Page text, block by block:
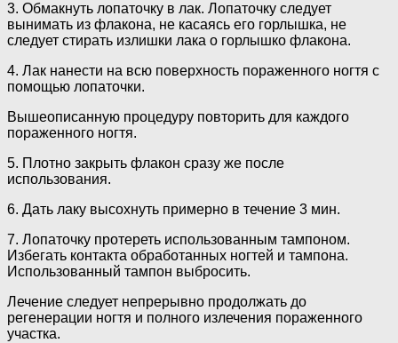
3. Обмакнуть лопаточку в лак. Лопаточку следует
вынимать из флакона, не касаясь его горлышка, не
следует стирать излишки лака о горлышко флакона.
4. Лак нанести на всю поверхность пораженного ногтя с
помощью лопаточки.
Вышеописанную процедуру повторить для каждого
пораженного ногтя.
5. Плотно закрыть флакон сразу же после
использования.
6. Дать лаку высохнуть примерно в течение 3 мин.
7. Лопаточку протереть использованным тампоном.
Избегать контакта обработанных ногтей и тампона.
Использованный тампон выбросить.
Лечение следует непрерывно продолжать до
регенерации ногтя и полного излечения пораженного
участка.